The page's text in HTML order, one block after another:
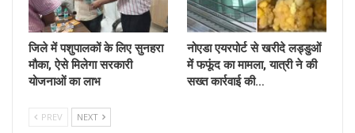
जिले में पशुपालकों के लिए सुनहरा
मौका, ऐसे मिलेगा सरकारी
योजनाओं का लाभ
नोएडा एयरपोर्ट से खरीदे लड्डुओं
में फफूंद का मामला, यात्री ने की
सख्त कार्रवाई की…
PREV NEXT